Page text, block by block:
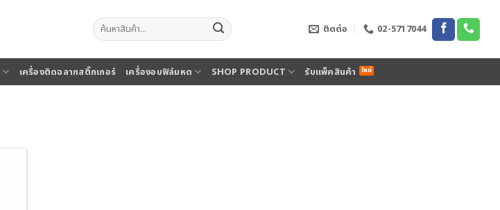
ค้นหา: ติดต่อ 02-5717044
เครื่องติดฉลากสติ๊กเกอร์ เครื่องอบฟิล์มหด SHOP PRODUCT รับแพ็คสินค้า